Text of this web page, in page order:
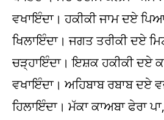
ਵਖਾਇੰਦਾ। ਹਕੀਕੀ ਜਾਮ ਦਏ
ਖਿਲਾਇੰਦਾ। ਜਗਤ ਤਰੀਕੀ ਦਏ
ਚੜ੍ਹਾਇੰਦਾ। ਇਸ਼ਕ ਹਕੀਕੀ ਦਏ
ਵਖਾਇੰਦਾ। ਅਹਿਬਾਬ ਰਬਾਬ ਦਏ
ਹਿਲਾਇੰਦਾ। ਮੱਕਾ ਕਾਅਬਾ ਫੇਰਾ